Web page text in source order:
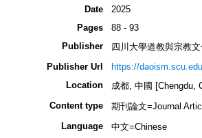
Date
2025
Pages
88 - 93
Publisher
四川大學道教與宗教
Publisher Url
https://
Location
成都, 中國 [Chengdu,
Content type
期刊論文=Journal
Language
中文=Chinese